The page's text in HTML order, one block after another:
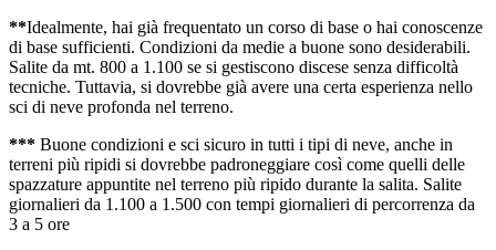
**Idealmente, hai già frequentato un corso di base o hai conoscenze
di base sufficienti. Condizioni da medie a buone sono desiderabili.
Salite da mt. 800 a 1.100 se si gestiscono discese senza difficoltà
tecniche. Tuttavia, si dovrebbe già avere una certa esperienza nello
sci di neve profonda nel terreno.
*** Buone condizioni e sci sicuro in tutti i tipi di neve, anche in
terreni più ripidi si dovrebbe padroneggiare così come quelli delle
spazzature appuntite nel terreno più ripido durante la salita. Salite
giornalieri da 1.100 a 1.500 con tempi giornalieri di percorrenza da
3 a 5 ore